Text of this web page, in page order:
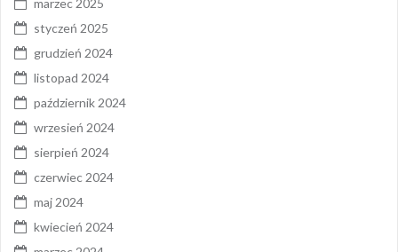
marzec 2025
styczeń 2025
grudzień 2024
listopad 2024
październik 2024
wrzesień 2024
sierpień 2024
czerwiec 2024
maj 2024
kwiecień 2024